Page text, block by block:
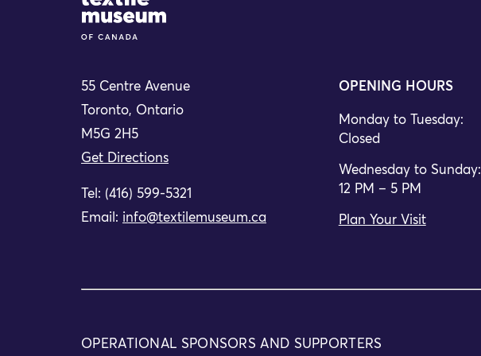
55 Centre Avenue
Toronto, Ontario
M5G 2H5
Get Directions
Tel: (416) 599-5321
Email: info@textilemuseum.ca
OPENING HOURS
Monday to Tuesday:
Closed
Wednesday to Sunday:
12 PM – 5 PM
Plan Your Visit
OPERATIONAL SPONSORS AND SUPPORTERS